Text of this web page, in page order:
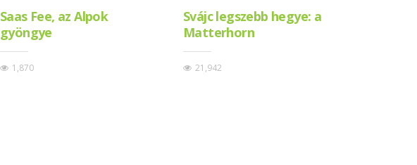
Saas Fee, az Alpok
gyöngye
1,870
Svájc legszebb hegye: a
Matterhorn
21,942